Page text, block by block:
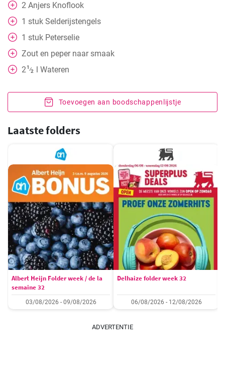
2 Anjers Knoflook
1 stuk Selderijstengels
1 stuk Peterselie
Zout en peper naar smaak
21⁄2 l Wateren
Toevoegen aan boodschappenlijstje
Laatste folders
Albert Heijn Folder week / de la
semaine 32
03/08/2026 - 09/08/2026
Delhaize folder week 32
06/08/2026 - 12/08/2026
ADVERTENTIE